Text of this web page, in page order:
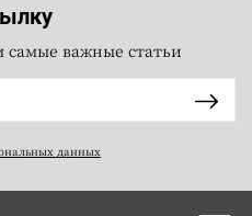
важные статьи
данных